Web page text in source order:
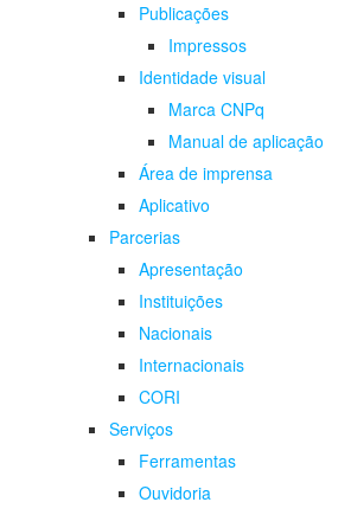
Publicações
Impressos
Identidade visual
Marca CNPq
Manual de aplicação
Área de imprensa
Aplicativo
Parcerias
Apresentação
Instituições
Nacionais
Internacionais
CORI
Serviços
Ferramentas
Ouvidoria